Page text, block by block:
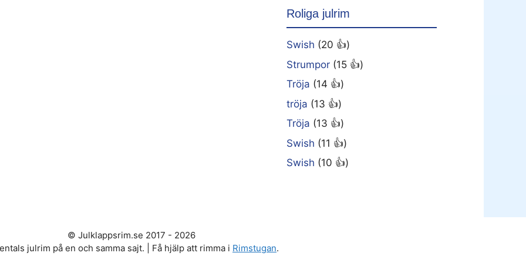
Roliga julrim
Swish (20 👍)
Strumpor (15 👍)
Tröja (14 👍)
tröja (13 👍)
Tröja (13 👍)
Swish (11 👍)
Swish (10 👍)
© Julklappsrim.se 2017 - 2026
julrim på en och samma sajt. | Få hjälp att rimma i Rimstugan.